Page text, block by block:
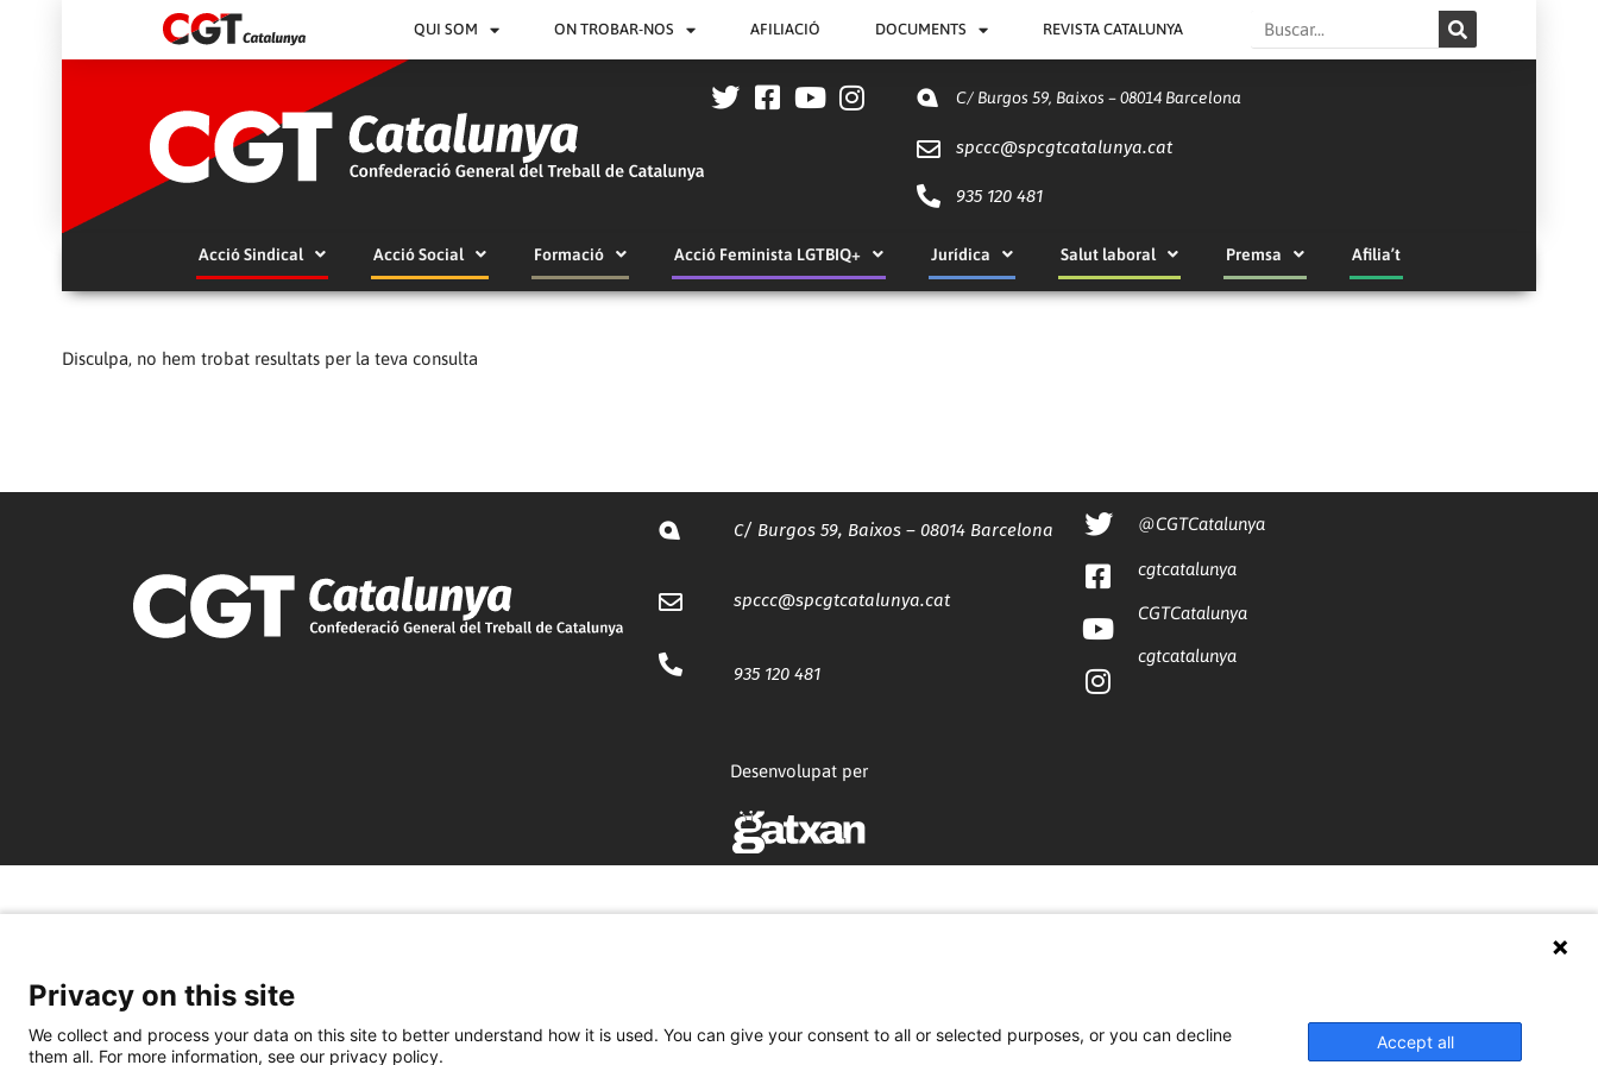
QUI SOM ON TROBAR-NOS AFILIACIÓ DOCUMENTS REVISTA CATALUNYA Search
C/ Burgos 59, Baixos – 08014 Barcelona
spccc@spcgtcatalunya.cat
935 120 481
Acció Sindical Acció Social Formació Acció Feminista LGTBIQ+ Jurídica Salut laboral Premsa Afilia’t
Disculpa, no hem trobat resultats per la teva consulta
C/ Burgos 59, Baixos – 08014 Barcelona
spccc@spcgtcatalunya.cat
935 120 481
@CGTCatalunya
cgtcatalunya
CGTCatalunya
cgtcatalunya
Desenvolupat per
Privacy on this site
We collect and process your data on this site to better understand how it is used. You can give your consent to all or selected purposes, or you can decline
them all. For more information, see our privacy policy.
Accept all